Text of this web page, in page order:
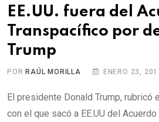
EE.UU. fuera del
Transpacífico por
Trump
PORRAÚL MORILLA ENERO 23,
El presidente Donald Trump, rubricó
con el que sacó a EE.UU del